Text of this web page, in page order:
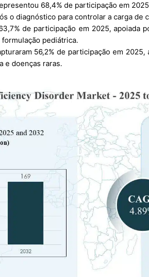
68,4% de participação em
o diagnóstico para controlar a carga de
de participação em 2025, apoiada
pediátrica.
56,2% de participação em
e doenças raras.